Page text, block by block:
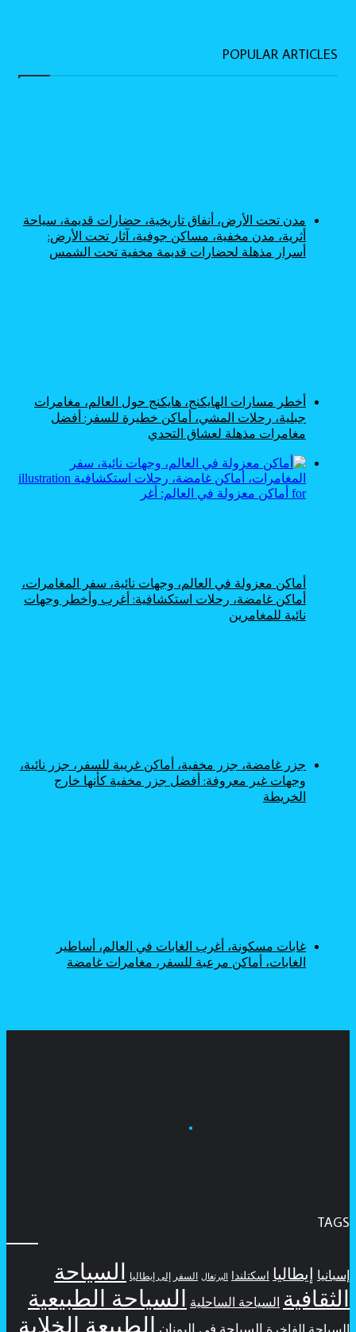
POPULAR ARTICLES
مدن تحت الأرض، أنفاق تاريخية، حضارات قديمة، سياحة
أثرية، مدن مخفية، مساكن جوفية، آثار تحت الأرض:
أسرار مذهلة لحضارات قديمة مخفية تحت الشمس
أخطر مسارات الهايكنج، هايكنج حول العالم، مغامرات
جبلية، رحلات المشي، أماكن خطيرة للسفر: أفضل
مغامرات مذهلة لعشاق التحدي
أماكن معزولة في العالم، وجهات نائية، سفر المغامرات،
أماكن غامضة، رحلات استكشافية: أغرب وأخطر وجهات
نائية للمغامرين
جزر غامضة، جزر مخفية، أماكن غريبة للسفر، جزر نائية،
وجهات غير معروفة: أفضل جزر مخفية كأنها خارج
الخريطة
غابات مسكونة، أغرب الغابات في العالم، أساطير
الغابات، أماكن مرعبة للسفر، مغامرات غامضة
TAGS
إسبانيا إيطاليا اسكتلندا البرتغال السفر إلى إيطاليا
السياحة
الثقافية
السياحة الساحلية السياحة الطبيعية
السياحة الفاخرة الطبيعة الخلابة